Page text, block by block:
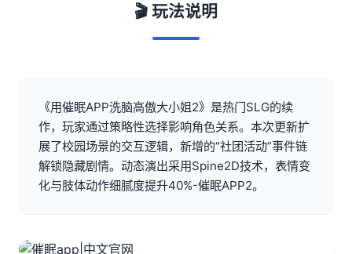
🎬 玩法说明
《用催眠APP洗脑高傲大小姐2》是热门SLG的续
作，玩家通过策略性选择影响角色关系。本次更新扩
展了校园场景的交互逻辑，新增的“社团活动”事件链
解锁隐藏剧情。动态演出采用Spine2D技术，表情变
化与肢体动作细腻度提升40%-催眠APP2。